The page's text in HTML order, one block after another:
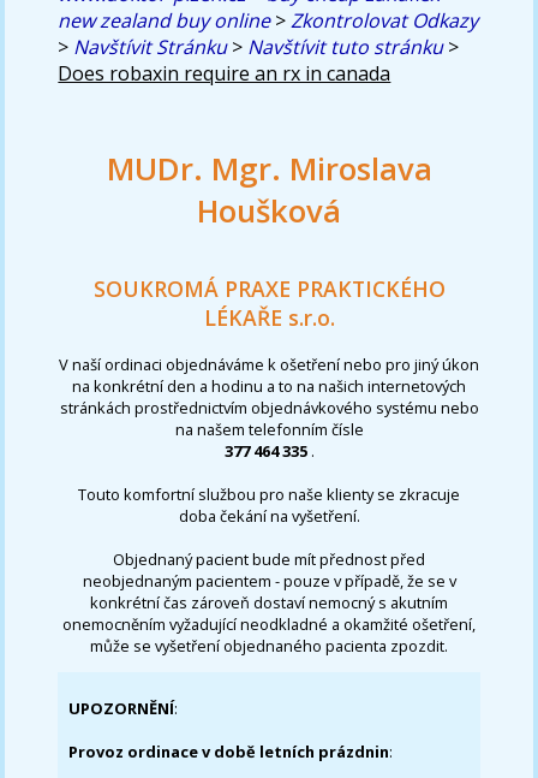
new zealand buy online>Zkontrolovat Odkazy
> Navštívit Stránku> Navštívit tuto stránku>
Does robaxin require an rx in canada
MUDr. Mgr. Miroslava
Houšková
SOUKROMÁ PRAXE PRAKTICKÉHO
LÉKAŘE s.r.o.
V naší ordinaci objednáváme k ošetření nebo pro jiný úkon
na konkrétní den a hodinu a to na našich internetových
stránkách prostřednictvím objednávkového systému nebo
na našem telefonním čísle
377 464 335 .
Touto komfortní službou pro naše klienty se zkracuje
doba čekání na vyšetření.
Objednaný pacient bude mít přednost před
neobjednaným pacientem - pouze v případě, že se v
konkrétní čas zároveň dostaví nemocný s akutním
onemocněním vyžadující neodkladné a okamžité ošetření,
může se vyšetření objednaného pacienta zpozdit.
UPOZORNĚNÍ:
Provoz ordinace v době letních prázdnin: